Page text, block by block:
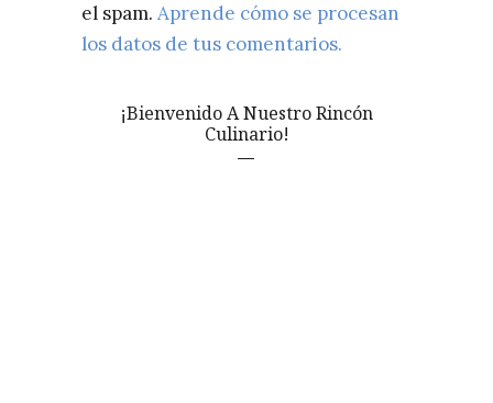
el spam. Aprende cómo se procesan
los datos de tus comentarios.
¡Bienvenido A Nuestro Rincón
Culinario!